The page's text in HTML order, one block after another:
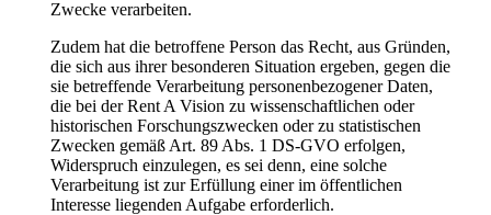
Zwecke verarbeiten.
Zudem hat die betroffene Person das Recht, aus Gründen,
die sich aus ihrer besonderen Situation ergeben, gegen die
sie betreffende Verarbeitung personenbezogener Daten,
die bei der Rent A Vision zu wissenschaftlichen oder
historischen Forschungszwecken oder zu statistischen
Zwecken gemäß Art. 89 Abs. 1 DS-GVO erfolgen,
Widerspruch einzulegen, es sei denn, eine solche
Verarbeitung ist zur Erfüllung einer im öffentlichen
Interesse liegenden Aufgabe erforderlich.